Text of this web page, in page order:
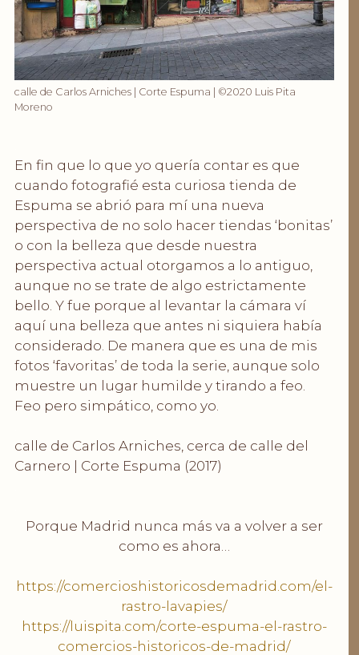
calle de Carlos Arniches | Corte Espuma | ©2020 Luis Pita
Moreno
En fin que lo que yo quería contar es que
cuando fotografié esta curiosa tienda de
Espuma se abrió para mí una nueva
perspectiva de no solo hacer tiendas ‘bonitas’
o con la belleza que desde nuestra
perspectiva actual otorgamos a lo antiguo,
aunque no se trate de algo estrictamente
bello. Y fue porque al levantar la cámara ví
aquí una belleza que antes ni siquiera había
considerado. De manera que es una de mis
fotos ‘favoritas’ de toda la serie, aunque solo
muestre un lugar humilde y tirando a feo.
Feo pero simpático, como yo.
calle de Carlos Arniches, cerca de calle del
Carnero | Corte Espuma (2017)
Porque Madrid nunca más va a volver a ser
como es ahora…
https://comercioshistoricosdemadrid.com/el-
rastro-lavapies/
https://luispita.com/corte-espuma-el-rastro-
comercios-historicos-de-madrid/